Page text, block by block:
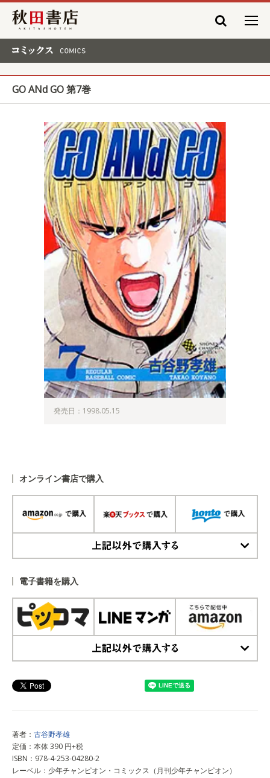
秋田書店
GO ANd GO 第7巻
発売日：1998.05.15
オンライン書店で購入
電子書籍を購入
著者： 古谷野孝雄
定価：本体 390 円+税
ISBN：978-4-253-04280-2
レーベル：少年チャンピオン・コミックス（月刊少年チャンピオン）